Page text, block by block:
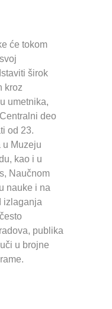
će tokom
širok
kroz
umetnika,
deo
od 23.
u Muzeju
kao i u
Naučnom
nauke i na
izlaganja
publika
u brojne